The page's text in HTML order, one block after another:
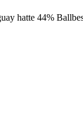
hatte 44%